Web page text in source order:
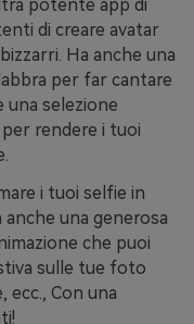
potente app di
di creare avatar
Ha anche una
per far cantare
selezione
rendere i tuoi
i tuoi selfie in
anche una generosa
che puoi
sulle tue foto
ecc., Con una